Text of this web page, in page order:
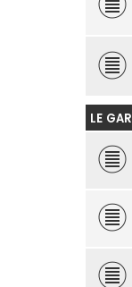
LE